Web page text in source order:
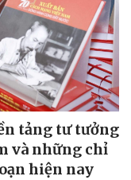
tảng tư tưởng
và những chỉ
hiện nay